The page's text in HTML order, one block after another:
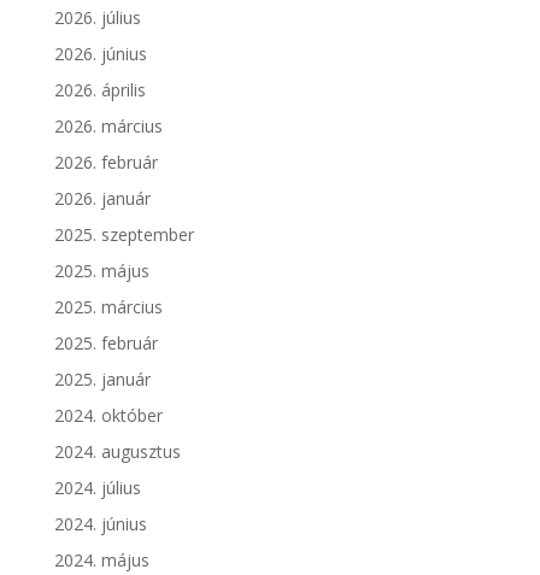
2026. július
2026. június
2026. április
2026. március
2026. február
2026. január
2025. szeptember
2025. május
2025. március
2025. február
2025. január
2024. október
2024. augusztus
2024. július
2024. június
2024. május